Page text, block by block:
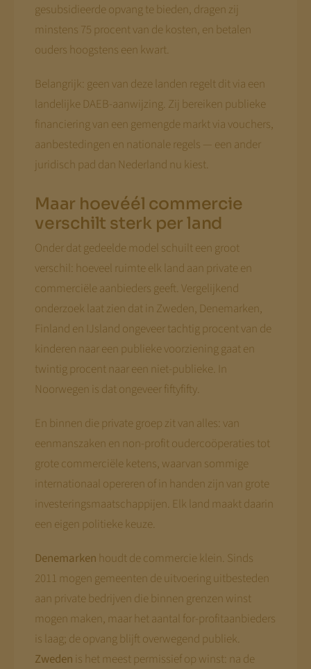
gesubsidieerde opvang te bieden, dragen zij
minstens 75 procent van de kosten, en betalen
ouders hoogstens een kwart.
Belangrijk: geen van deze landen regelt dit via een
landelijke DAEB-aanwijzing. Zij bereiken publieke
financiering van een gemengde markt via vouchers,
aanbestedingen en nationale regels — een ander
juridisch pad dan Nederland nu kiest.
Maar hoevéél commercie
verschilt sterk per land
Onder dat gedeelde model schuilt een groot
verschil: hoeveel ruimte elk land aan private en
commerciële aanbieders geeft. Vergelijkend
onderzoek laat zien dat in Zweden, Denemarken,
Finland en IJsland ongeveer tachtig procent van de
kinderen naar een publieke voorziening gaat en
twintig procent naar een niet-publieke. In
Noorwegen is dat ongeveer fiftyfifty.
En binnen die private groep zit van alles: van
eenmanszaken en non-profit oudercoöperaties tot
grote commerciële ketens, waarvan sommige
internationaal opereren of in handen zijn van grote
investeringsmaatschappijen. Elk land maakt daarin
een eigen politieke keuze.
Denemarken houdt de commercie klein. Sinds
2011 mogen gemeenten de uitvoering uitbesteden
aan private bedrijven die binnen grenzen winst
mogen maken, maar het aantal for-profitaanbieders
is laag; de opvang blijft overwegend publiek.
Zweden is het meest permissief op winst: na de